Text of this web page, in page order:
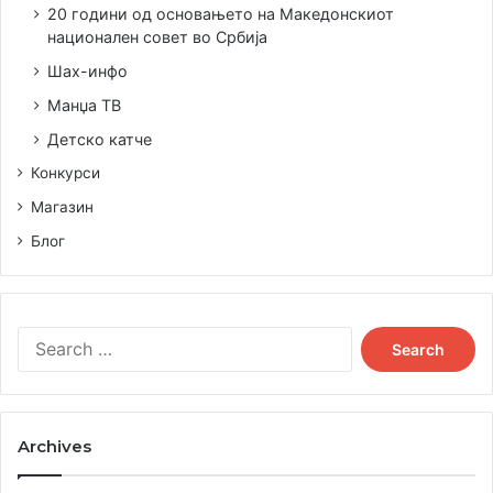
Vosges Haut-Chocolat што беше прогласена за
10-те најдобри чоколадиво светот од National
Geographic;
– Мајк Зафировски од Форест Хилс, Илиноис, добитник
20 години од основањето на Македонскиот
национален совет во Србија
Шах-инфо
Манџа ТВ
Детско катче
Конкурси
Магазин
Блог
Search
for:
Archives